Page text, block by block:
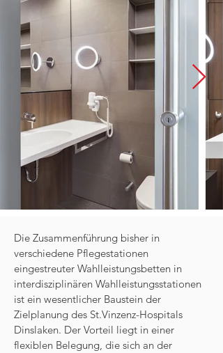
Die Zusammenführung bisher in
verschiedene Pflegestationen
eingestreuter Wahlleistungsbetten in
interdisziplinären Wahlleistungsstationen
ist ein wesentlicher Baustein der
Zielplanung des St.Vinzenz-Hospitals
Dinslaken. Der Vorteil liegt in einer
flexiblen Belegung, die sich an der